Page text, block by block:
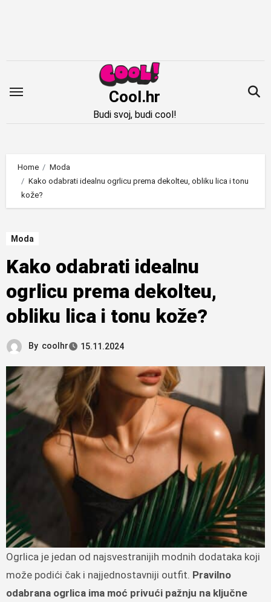
Cool.hr
Budi svoj, budi cool!
Home
Moda
Kako odabrati idealnu ogrlicu prema dekolteu, obliku lica i tonu
kože?
Moda
Kako odabrati idealnu
ogrlicu prema dekolteu,
obliku lica i tonu kože?
By coolhr 15.11.2024
Ogrlica je jedan od najsvestranijih modnih dodataka koji
može podići čak i najjednostavniji outfit. Pravilno
odabrana ogrlica ima moć privući pažnju na ključne